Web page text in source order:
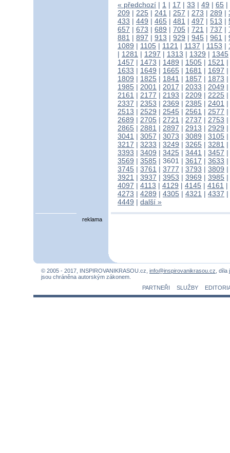
« předchozí | 1 | 17 | 33 | 49 | 65 |
209 | 225 | 241 | 257 | 273 | 289 |
433 | 449 | 465 | 481 | 497 | 513 |
657 | 673 | 689 | 705 | 721 | 737 |
881 | 897 | 913 | 929 | 945 | 961 |
1089 | 1105 | 1121 | 1137 | 1153 |
| 1281 | 1297 | 1313 | 1329 | 1345
1457 | 1473 | 1489 | 1505 | 1521 |
1633 | 1649 | 1665 | 1681 | 1697 |
1809 | 1825 | 1841 | 1857 | 1873 |
1985 | 2001 | 2017 | 2033 | 2049 |
2161 | 2177 | 2193 | 2209 | 2225 |
2337 | 2353 | 2369 | 2385 | 2401 |
2513 | 2529 | 2545 | 2561 | 2577 |
2689 | 2705 | 2721 | 2737 | 2753 |
2865 | 2881 | 2897 | 2913 | 2929 |
3041 | 3057 | 3073 | 3089 | 3105 |
3217 | 3233 | 3249 | 3265 | 3281 |
3393 | 3409 | 3425 | 3441 | 3457 |
3569 | 3585 | 3601 | 3617 | 3633 |
3745 | 3761 | 3777 | 3793 | 3809 |
3921 | 3937 | 3953 | 3969 | 3985 |
4097 | 4113 | 4129 | 4145 | 4161 |
4273 | 4289 | 4305 | 4321 | 4337 |
4449 | další »
reklama
© 2005 - 2017, INSPIROVANIKRASOU.cz, info@inspirovanikrasou.cz, díla
jsou chráněna autorským zákonem.
PARTNEŘI
SLUŽBY